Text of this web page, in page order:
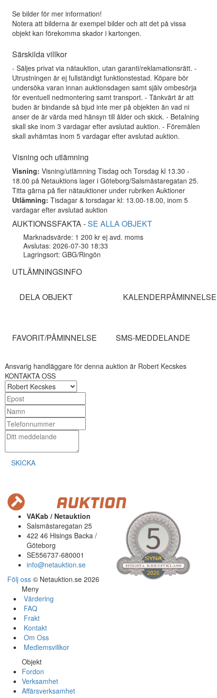
Se bilder för mer information!
Notera att bilderna är exempel bilder och att det på vissa
objekt kan förekomma skador i kartongen.
Särskilda villkor
- Säljes privat via nätauktion, utan garanti/reklamationsrätt. -
Utrustningen är ej fullständigt funktionstestad. Köpare bör
undersöka varan innan auktionsdagen samt själv ombesörja
för eventuell nedmontering samt transport. - Tänkvärt är att
buden är bindande så bjud inte mer på objekten än vad ni
anser de är värda med hänsyn till ålder och skick. - Betalning
skall ske inom 3 vardagar efter avslutad auktion. - Föremålen
skall avhämtas inom 5 vardagar efter avslutad auktion.
Visning och utlämning
Visning: Visning/utlämning Tisdag och Torsdag kl 13.30 -
18.00 på Netauktions lager i Göteborg/Salsmästaregatan 25.
Titta gärna på fler nätauktioner under rubriken Auktioner
Utlämning: Tisdagar & torsdagar kl: 13.00-18.00, inom 5
vardagar efter avslutad auktion
AUKTIONSSFAKTA -SE ALLA OBJEKT
Marknadsvärde: 1 200 kr ej avd. moms
Avslutas: 2026-07-30 18:33
Lagringsort: GBG/Ringön
UTLÄMNINGSINFO
DELA OBJEKT KALENDERPÅMINNELSE
FAVORIT/PÅMINNELSE SMS-MEDDELANDE
Ansvarig handläggare för denna auktion är Robert Kecskes
KONTAKTA OSS
SKICKA
VAKab / Netauktion
Salsmästaregatan 25
422 46 Hisings Backa /
Göteborg
SE556737-680001
info@netauktion.se
Följ oss © Netauktion.se 2026
Meny
Värdering
FAQ
Frakt
Kontakt
Om Oss
Medlemsvillkor
Objekt
Fordon
Verksamhet
Affärsverksamhet